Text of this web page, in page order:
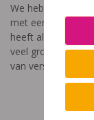
We hebben een
met een
heeft als doel
veel groter is dan
van verschillende